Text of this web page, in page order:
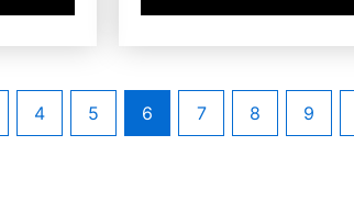
4 5 6 7 8 9